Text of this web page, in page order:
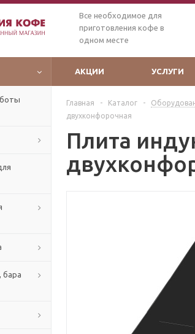
Все необходимое для
приготовления кофе в
одном месте
АКЦИИ УСЛУГИ
бара
Главная - Каталог -
двухконфорочная
Плита